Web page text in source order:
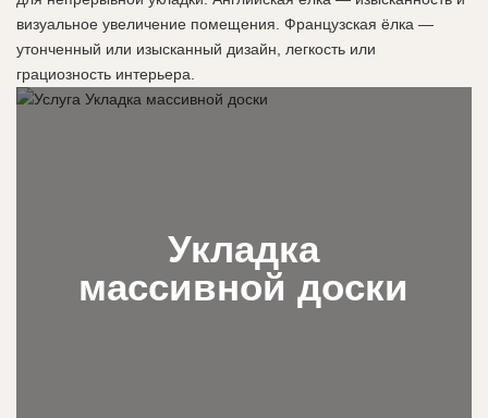
визуальное увеличение помещения. Французская ёлка —
утонченный или изысканный дизайн, легкость или
грациозность интерьера.
Укладка
массивной доски